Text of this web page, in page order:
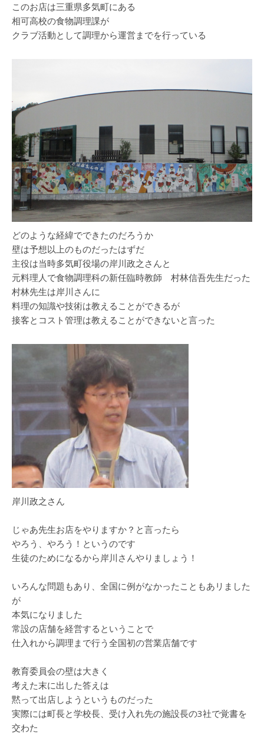
このお店は三重県多気町にある
相可高校の食物調理課が
クラブ活動として調理から運営までを行っている
どのような経緯でできたのだろうか
壁は予想以上のものだったはずだ
主役は当時多気町役場の岸川政之さんと
元料理人で食物調理科の新任臨時教師 村林信吾先生だった
村林先生は岸川さんに
料理の知識や技術は教えることができるが
接客とコスト管理は教えることができないと言った
岸川政之さん
じゃあ先生お店をやりますか？と言ったら
やろう、やろう！というのです
生徒のためになるから岸川さんやりましょう！
いろんな問題もあり、全国に例がなかったこともあリました
が
本気になりました
常設の店舗を経営するということで
仕入れから調理まで行う全国初の営業店舗です
教育委員会の壁は大きく
考えた末に出した答えは
黙って出店しようというものだった
実際には町長と学校長、受け入れ先の施設長の3社で覚書を
交わた